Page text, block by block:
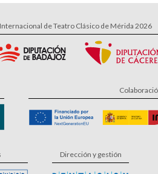
de Teatro Clásico de Mérida 2026
Dirección y gestión